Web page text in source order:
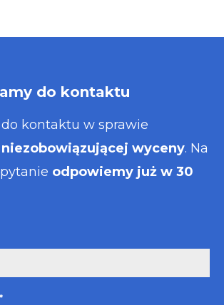
do kontaktu
kontaktu w sprawie
niezobowiązującej wyceny. Na
odpowiemy już w 30
*